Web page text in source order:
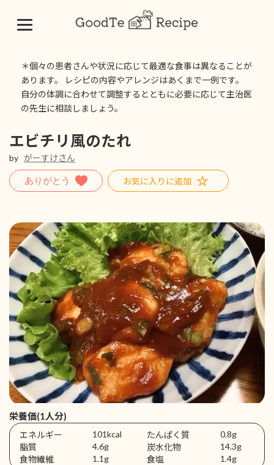
＊個々の患者さんや状況に応じて最適な食事は異なることが
あります。 レシピの内容やアレンジはあくまで一例です。
自分の体調に合わせて調整するとともに必要に応じて主治医
の先生に相談しましょう。
エビチリ風のたれ
by がーすけさん
お気に入りに追加
栄養価(1人分)
エネルギー 101kcal たんぱく質
0.8g
脂質
4.6g 炭水化物
14.3g
食物繊維
1.1g 食塩 1.4g